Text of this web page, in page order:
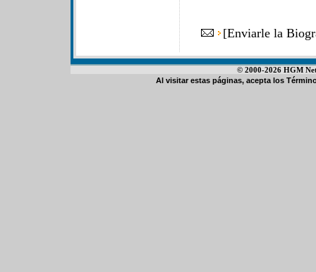
[Enviarle la
© 2000-2026 HGM
Al visitar estas páginas, acepta los